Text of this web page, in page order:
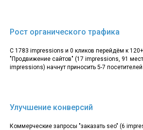
Рост органического трафика
С 1783 impressions и 0 кликов перейдём к
"Продвижение сайтов" (17 impressions, 91
impressions) начнут приносить 5-7
Улучшение конверсий
Коммерческие запросы "заказать seo" (6